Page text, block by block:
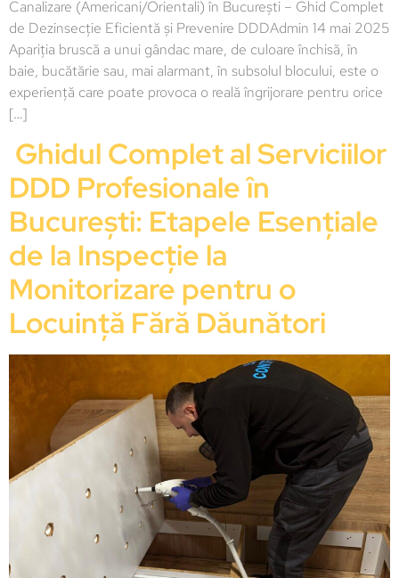
Canalizare (Americani/Orientali) în București – Ghid Complet
de Dezinsecție Eficientă și Prevenire DDDAdmin 14 mai 2025
Apariția bruscă a unui gândac mare, de culoare închisă, în
baie, bucătărie sau, mai alarmant, în subsolul blocului, este o
experiență care poate provoca o reală îngrijorare pentru orice
[…]
Ghidul Complet al Serviciilor
DDD Profesionale în
București: Etapele Esențiale
de la Inspecție la
Monitorizare pentru o
Locuință Fără Dăunători